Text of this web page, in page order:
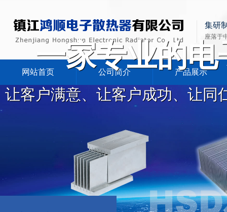
集研
座落于
网站首页 公司简介 产品展示
一家专业的
让客户满意、让客户成功、让同